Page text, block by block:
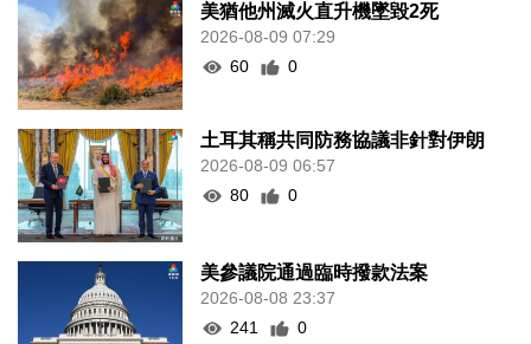
美猶他州滅火直升機墜毀2死
2026-08-09 07:29
60
0
土耳其稱共同防務協議非針對伊朗
2026-08-09 06:57
80
0
美參議院通過臨時撥款法案
2026-08-08 23:37
241
0